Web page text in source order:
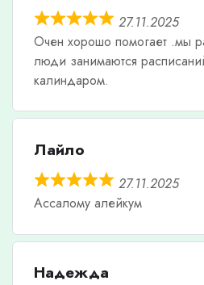
27.11.2025
Очен хорошо помогает .мы
люди занимаются
калиндаром.
Лайло
27.11.2025
Ассалому алейкум
Надежда